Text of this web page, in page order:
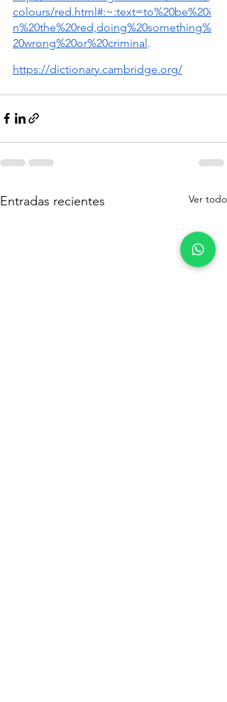
colours/red.html#:~:text=to%20be%20i
n%20the%20red,doing%20something%
20wrong%20or%20criminal.
https://dictionary.cambridge.org/
Entradas recientes Ver todo